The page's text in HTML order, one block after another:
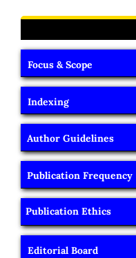
Focus & Scope
Indexing
Author Guidelines
Publication Frequency
Publication Ethics
Editorial Board